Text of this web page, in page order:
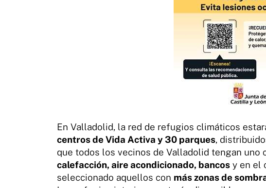
En Valladolid, la red de refugios climáticos
centros de Vida Activa y 30 parques,
que todos los vecinos de Valladolid tengan uno
calefacción, aire acondicionado, bancos y en el
seleccionado aquellos con más zonas de